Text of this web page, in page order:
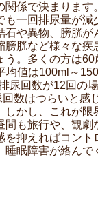
係で決まりま
一回排尿量が
や異物、膀胱
胱など様々な疾
。多くの方は
値は100ml～
尿回数が12回の
数はつらいと感
かし、これが
も旅行や、観
抑えればコン
眠障害が絡ん